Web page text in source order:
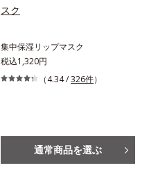
スク
集中保湿リップマスク
税込1,320円
（4.34 /326件）
通常商品を選ぶ